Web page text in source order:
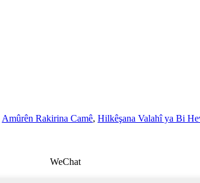
Amûrên Rakirina Camê, Hilkêşana Valahî ya Bi
WeChat